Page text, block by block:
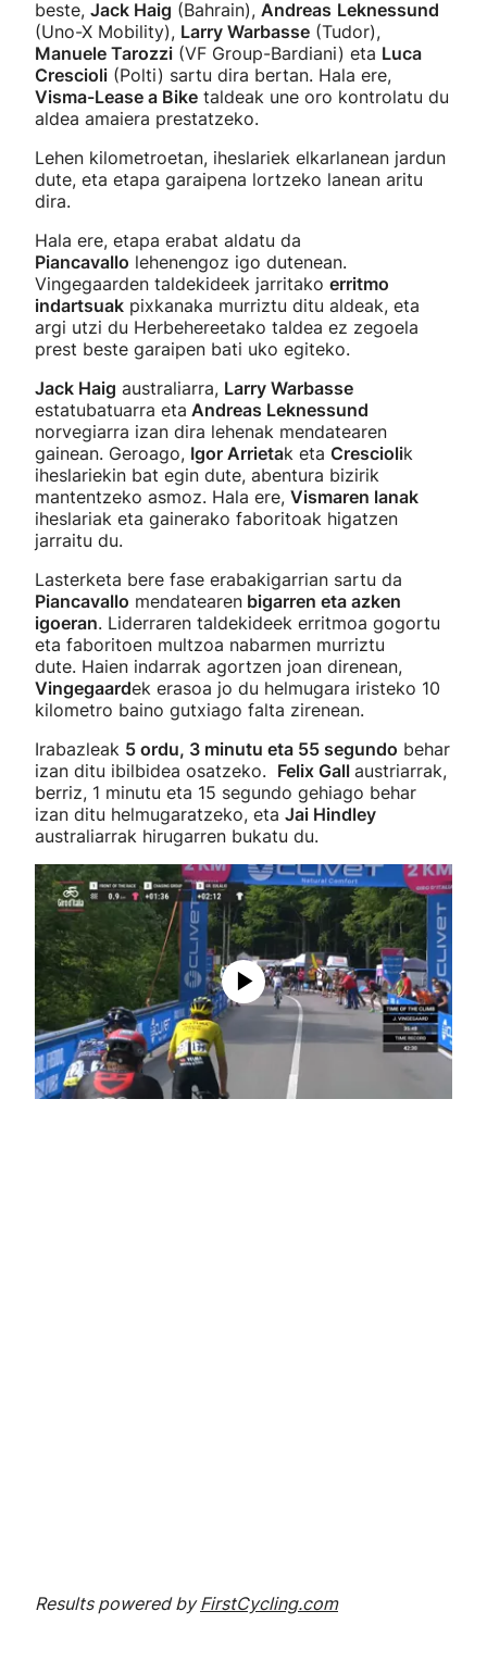
beste, Jack Haig (Bahrain), Andreas Leknessund
(Uno-X Mobility), Larry Warbasse (Tudor),
Manuele Tarozzi (VF Group-Bardiani) eta Luca
Crescioli (Polti) sartu dira bertan. Hala ere,
Visma-Lease a Bike taldeak une oro kontrolatu du
aldea amaiera prestatzeko.
Lehen kilometroetan, iheslariek elkarlanean jardun
dute, eta etapa garaipena lortzeko lanean aritu
dira.
Hala ere, etapa erabat aldatu da
Piancavallo lehenengoz igo dutenean.
Vingegaarden taldekideek jarritako erritmo
indartsuak pixkanaka murriztu ditu aldeak, eta
argi utzi du Herbehereetako taldea ez zegoela
prest beste garaipen bati uko egiteko.
Jack Haig australiarra, Larry Warbasse
estatubatuarra eta Andreas Leknessund
norvegiarra izan dira lehenak mendatearen
gainean. Geroago, Igor Arrietak eta Cresciolik
iheslariekin bat egin dute, abentura bizirik
mantentzeko asmoz. Hala ere, Vismaren lanak
iheslariak eta gainerako faboritoak higatzen
jarraitu du.
Lasterketa bere fase erabakigarrian sartu da
Piancavallo mendatearen bigarren eta azken
igoeran. Liderraren taldekideek erritmoa gogortu
eta faboritoen multzoa nabarmen murriztu
dute. Haien indarrak agortzen joan direnean,
Vingegaardek erasoa jo du helmugara iristeko 10
kilometro baino gutxiago falta zirenean.
Irabazleak 5 ordu, 3 minutu eta 55 segundo behar
izan ditu ibilbidea osatzeko. Felix Gall austriarrak,
berriz, 1 minutu eta 15 segundo gehiago behar
izan ditu helmugaratzeko, eta Jai Hindley
australiarrak hirugarren bukatu du.
Results powered byFirstCycling.com